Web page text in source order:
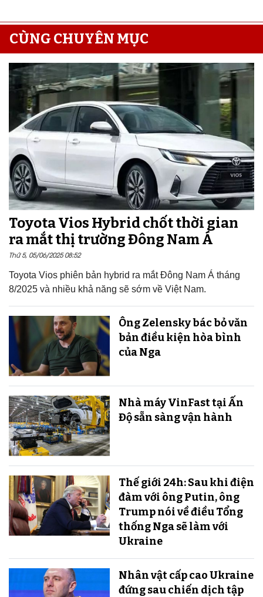
CÙNG CHUYÊN MỤC
Toyota Vios Hybrid chốt thời gian
ra mắt thị trường Đông Nam Á
Thứ 5, 05/06/2025 08:52
Toyota Vios phiên bản hybrid ra mắt Đông Nam Á tháng
8/2025 và nhiều khả năng sẽ sớm về Việt Nam.
Ông Zelensky bác bỏ văn
bản điều kiện hòa bình
của Nga
Nhà máy VinFast tại Ấn
Độ sẵn sàng v​​​​​​​ận hành
Thế giới 24h: Sau khi điện
đàm với ông Putin, ông
Trump nói về điều Tổng
thống Nga sẽ làm với
Ukraine
Nhân vật cấp cao Ukraine
đứng sau chiến dịch tập